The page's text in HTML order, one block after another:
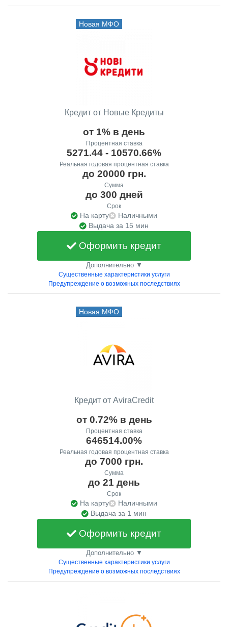
Новая МФО
Кредит от Новые Кредиты
от 1% в день
Процентная ставка
5271.44 - 10570.66%
Реальная годовая процентная ставка
до 20000 грн.
Сумма
до 300 дней
Срок
На карту
Наличными
Выдача за 15 мин
Оформить кредит
Дополнительно ▼
Существенные характеристики услуги
Предупреждение о возможных последствиях
Новая МФО
Кредит от AviraCredit
от 0.72% в день
Процентная ставка
646514.00%
Реальная годовая процентная ставка
до 7000 грн.
Сумма
до 21 день
Срок
На карту
Наличными
Выдача за 1 мин
Оформить кредит
Дополнительно ▼
Существенные характеристики услуги
Предупреждение о возможных последствиях